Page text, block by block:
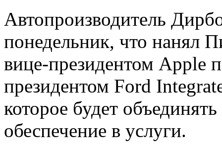
Автопроизводитель
понедельник, что нанял
вице-президентом Apple
президентом Ford
которое будет
обеспечение в услуги.